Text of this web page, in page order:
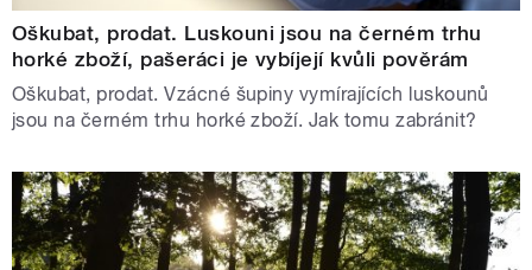
Oškubat, prodat. Luskouni jsou na černém trhu
horké zboží, pašeráci je vybíjejí kvůli pověrám
Oškubat, prodat. Vzácné šupiny vymírajících luskounů
jsou na černém trhu horké zboží. Jak tomu zabránit?